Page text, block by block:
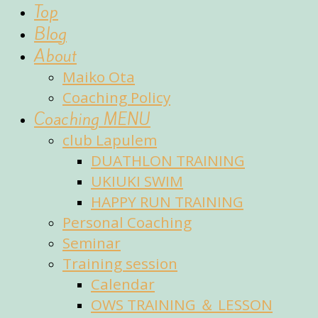
sports
Top
Blog
About
Maiko Ota
Coaching Policy
Coaching MENU
club Lapulem
DUATHLON TRAINING
UKIUKI SWIM
HAPPY RUN TRAINING
Personal Coaching
Seminar
Training session
Calendar
OWS TRAINING ＆ LESSON